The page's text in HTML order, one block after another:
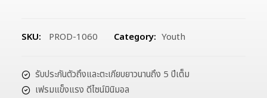
SKU: PROD-1060 Category: Youth
รับประกันตัวถึงและตะเกียบยาวนานถึง 5 ปีเต็ม
เฟรมแข็งแรง ดีไซน์มินิมอล